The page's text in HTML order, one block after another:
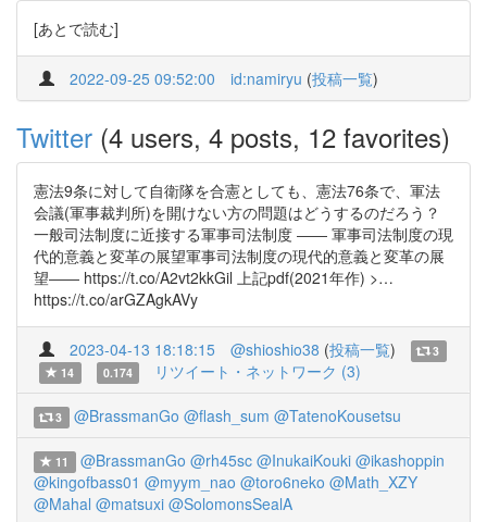
[あとで読む]
2022-09-25 09:52:00 id:namiryu (投稿一覧)
Twitter (4 users, 4 posts, 12 favorites)
憲法9条に対して自衛隊を合憲としても、憲法76条で、軍法
会議(軍事裁判所)を開けない方の問題はどうするのだろう？
一般司法制度に近接する軍事司法制度 ―― 軍事司法制度の現
代的意義と変革の展望軍事司法制度の現代的意義と変革の展
望―― https://t.co/A2vt2kkGil 上記pdf(2021年作) >…
https://t.co/arGZAgkAVy
2023-04-13 18:18:15 @shioshio38 (投稿一覧)
3
14
0.174 リツイート・ネットワーク (3)
3 @BrassmanGo @flash_sum @TatenoKousetsu
11 @BrassmanGo @rh45sc @InukaiKouki @ikashoppin
@kingofbass01 @myym_nao @toro6neko @Math_XZY
@Mahal @matsuxi @SolomonsSealA